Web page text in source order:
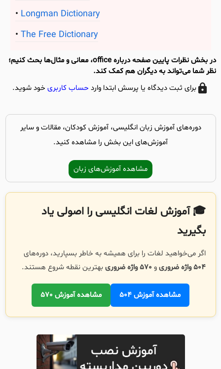
Longman Dictionary
The Free Dictionary
در بخش نظرات پایین صفحه درباره office، معانی و مثال‌ها بحث کنیم؛
نظر شما می‌تواند به دیگران هم کمک کند.
برای ثبت دیدگاه یا پرسش ابتدا وارد حساب کاربری خود شوید.
دوره‌های آموزش زبان انگلیسی، آموزش کودکان، مقالات و سایر
آموزش‌های این بخش را مشاهده کنید.
مشاهده آموزش‌های زبان
🎓 آموزش لغات انگلیسی را اصولی یاد
بگیرید
اگر می‌خواهید لغات را برای همیشه به خاطر بسپارید، دوره‌های
504 واژه ضروری
و 570 واژه ضروری بهترین نقطه شروع هستند.
مشاهده آموزش 504 مشاهده آموزش 570